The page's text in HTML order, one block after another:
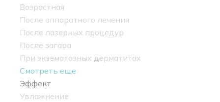
Возрастная
После аппаратного лечения
После лазерных процедур
После загара
При экзематозных дерматитах
Смотреть еще
Эффект
Увлажнение